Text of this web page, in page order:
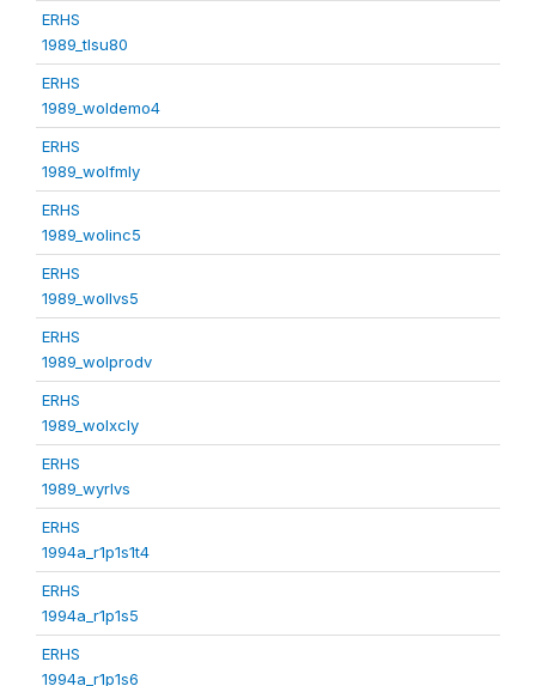
ERHS
1989_tlsu80
ERHS
1989_woldemo4
ERHS
1989_wolfmly
ERHS
1989_wolinc5
ERHS
1989_wollvs5
ERHS
1989_wolprodv
ERHS
1989_wolxcly
ERHS
1989_wyrlvs
ERHS
1994a_r1p1s1t4
ERHS
1994a_r1p1s5
ERHS
1994a_r1p1s6